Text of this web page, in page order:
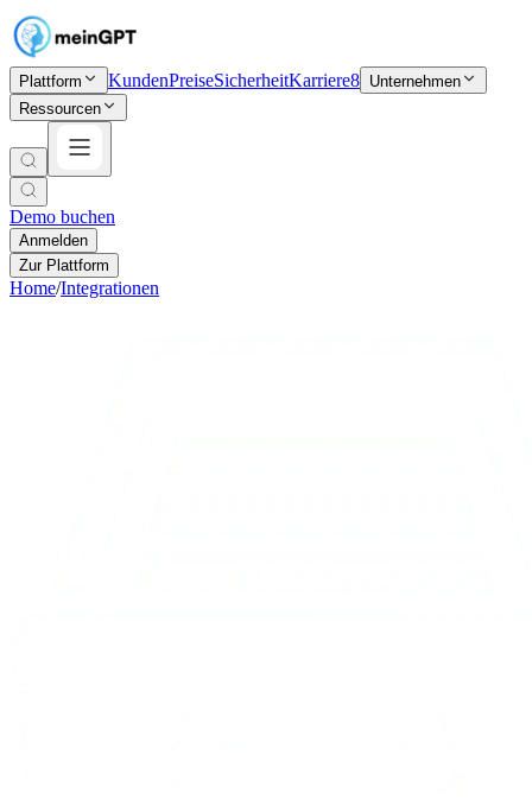
Plattform KundenPreiseSicherheitKarriere8 Unternehmen
Ressourcen
Demo buchen
Anmelden
Zur Plattform
Home/Integrationen